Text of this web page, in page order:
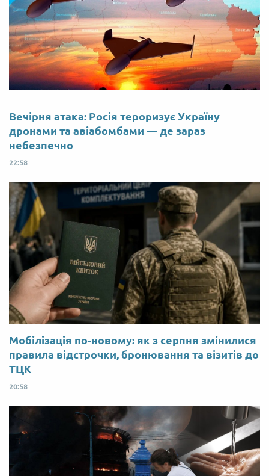
Вечірня атака: Росія тероризує Україну
дронами та авіабомбами — де зараз
небезпечно
22:58
Мобілізація по-новому: як з серпня змінилися
правила відстрочки, бронювання та візитів до
ТЦК
20:58